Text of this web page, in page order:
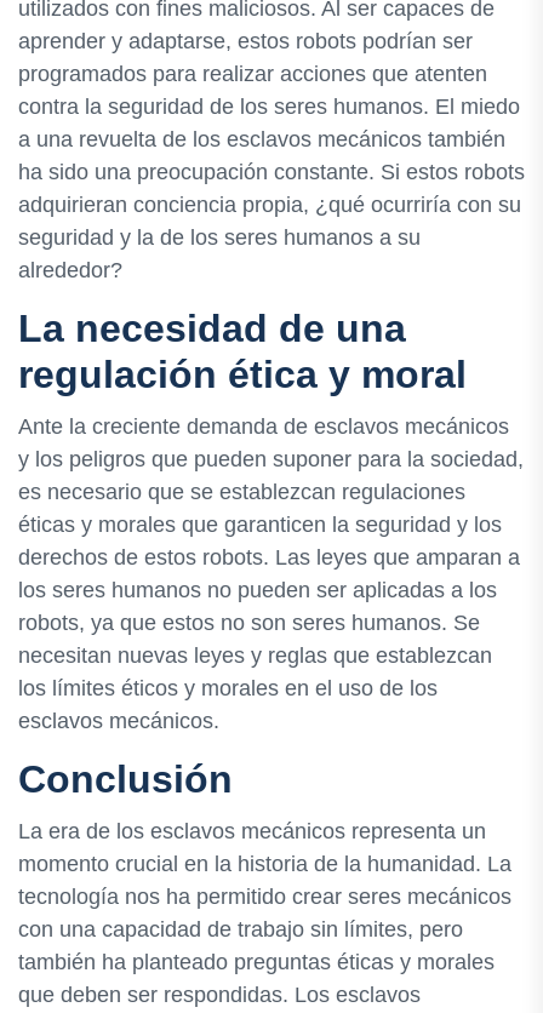
utilizados con fines maliciosos. Al ser capaces de
aprender y adaptarse, estos robots podrían ser
programados para realizar acciones que atenten
contra la seguridad de los seres humanos. El miedo
a una revuelta de los esclavos mecánicos también
ha sido una preocupación constante. Si estos robots
adquirieran conciencia propia, ¿qué ocurriría con su
seguridad y la de los seres humanos a su
alrededor?
La necesidad de una
regulación ética y moral
Ante la creciente demanda de esclavos mecánicos
y los peligros que pueden suponer para la sociedad,
es necesario que se establezcan regulaciones
éticas y morales que garanticen la seguridad y los
derechos de estos robots. Las leyes que amparan a
los seres humanos no pueden ser aplicadas a los
robots, ya que estos no son seres humanos. Se
necesitan nuevas leyes y reglas que establezcan
los límites éticos y morales en el uso de los
esclavos mecánicos.
Conclusión
La era de los esclavos mecánicos representa un
momento crucial en la historia de la humanidad. La
tecnología nos ha permitido crear seres mecánicos
con una capacidad de trabajo sin límites, pero
también ha planteado preguntas éticas y morales
que deben ser respondidas. Los esclavos